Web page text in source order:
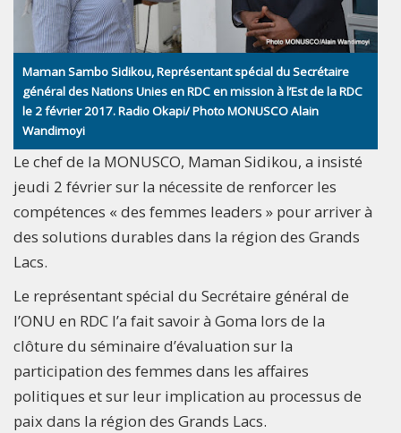
Maman Sambo Sidikou, Représentant spécial du Secrétaire
général des Nations Unies en RDC en mission à l’Est de la RDC
le 2 février 2017. Radio Okapi/ Photo MONUSCO Alain
Wandimoyi
Le chef de la MONUSCO, Maman Sidikou, a insisté
jeudi 2 février sur la nécessite de renforcer les
compétences « des femmes leaders » pour arriver à
des solutions durables dans la région des Grands
Lacs.
Le représentant spécial du Secrétaire général de
l’ONU en RDC l’a fait savoir à Goma lors de la
clôture du séminaire d’évaluation sur la
participation des femmes dans les affaires
politiques et sur leur implication au processus de
paix dans la région des Grands Lacs.